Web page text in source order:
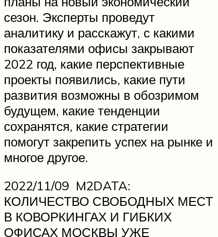
сезон. Эксперты проведут
аналитику и расскажут, с какими
показателями офисы закрывают
2022 год, какие перспективные
проекты появились, какие пути
развития возможны в обозримом
будущем, какие тенденции
сохранятся, какие стратегии
помогут закрепить успех на рынке и
многое другое.
2022/11/09 M2DATA:
КОЛИЧЕСТВО СВОБОДНЫХ МЕСТ
В КОВОРКИНГАХ И ГИБКИХ
ОФИСАХ МОСКВЫ УЖЕ